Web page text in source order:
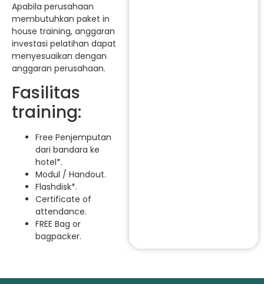
Apabila perusahaan
membutuhkan paket in
house training, anggaran
investasi pelatihan dapat
menyesuaikan dengan
anggaran perusahaan.
Fasilitas
training:
Free Penjemputan
dari bandara ke
hotel*.
Modul / Handout.
Flashdisk*.
Certificate of
attendance.
FREE Bag or
bagpacker.